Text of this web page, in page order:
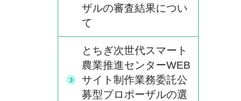
ザルの審査結果につい
て
とちぎ次世代スマート
農業推進センターWEB
サイト制作業務委託公
募型プロポーザルの選